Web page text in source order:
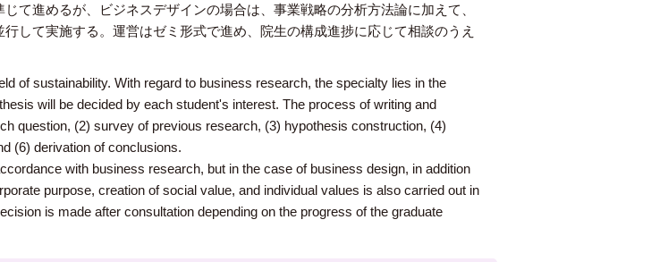
て進めるが、ビジネスデザインの場合は、事業戦略の分析方法論に加えて、
して実施する。運営はゼミ形式で進め、院生の構成進捗に応じて相談のうえ
of sustainability. With regard to business research, the specialty lies in the
will be decided by each student's interest. The process of writing and
question, (2) survey of previous research, (3) hypothesis construction, (4)
(6) derivation of conclusions.
with business research, but in the case of business design, in addition
purpose, creation of social value, and individual values is also carried out in
is made after consultation depending on the progress of the graduate